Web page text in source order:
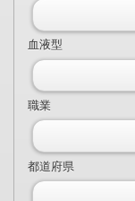
血液型
職業
都道府県